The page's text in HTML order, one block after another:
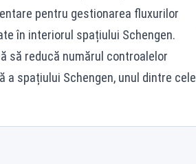
pentru gestionarea fluxurilor
în interiorul spațiului Schengen.
să reducă numărul controalelor
spațiului Schengen, unul dintre cele